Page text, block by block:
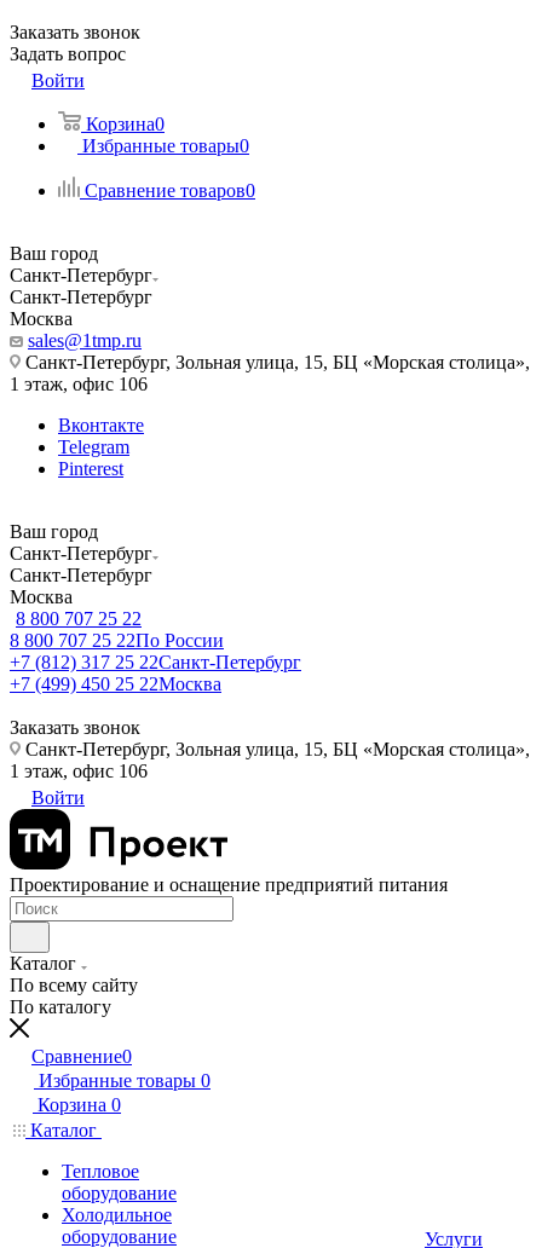
Заказать звонок
Задать вопрос
Войти
Корзина0
Избранные товары0
Сравнение товаров0
Ваш город
Санкт-Петербург
Санкт-Петербург
Москва
sales@1tmp.ru
Санкт-Петербург, Зольная улица, 15, БЦ «Морская столица»,
1 этаж, офис 106
Вконтакте
Telegram
Pinterest
Ваш город
Санкт-Петербург
Санкт-Петербург
Москва
8 800 707 25 22
8 800 707 25 22По России
+7 (812) 317 25 22Санкт-Петербург
+7 (499) 450 25 22Москва
Заказать звонок
Санкт-Петербург, Зольная улица, 15, БЦ «Морская столица»,
1 этаж, офис 106
Войти
Проектирование и оснащение предприятий питания
Каталог
По всему сайту
По каталогу
Сравнение0
Избранные товары 0
Корзина 0
Каталог
Тепловое
оборудование
Холодильное
оборудование
Услуги